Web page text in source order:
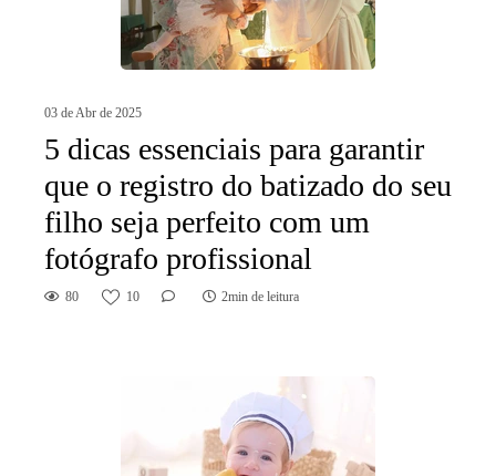
03 de Abr de 2025
5 dicas essenciais para garantir
que o registro do batizado do seu
filho seja perfeito com um
fotógrafo profissional
80 10 2min de leitura